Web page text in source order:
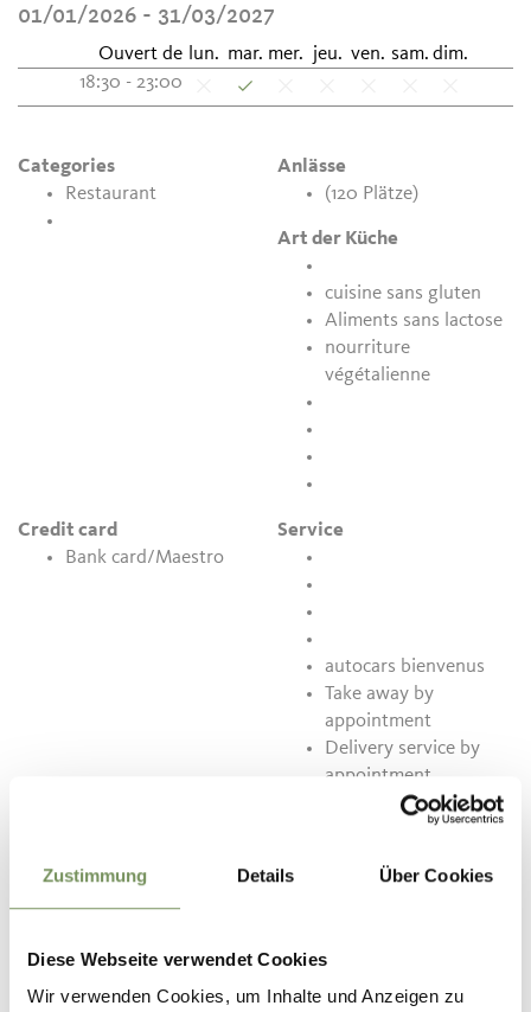
Zustimmung Details Über Cookies
Diese Webseite verwendet Cookies
Wir verwenden Cookies, um Inhalte und Anzeigen zu
01/01/2026 - 31/03/2027
Ouvert de lun. mar. mer. jeu. ven. sam. dim.
18:30 - 23:00
Categories
Restaurant
Anlässe
(120 Plätze)
Art der Küche
cuisine sans gluten
Aliments sans lactose
nourriture
végétalienne
Credit card
Bank card/Maestro
Service
autocars bienvenus
Take away by
appointment
Delivery service by
appointment
Restaurant & Pizzeria La Smorfia
via Goethe 40/c
info@lasmorfiamerano.com